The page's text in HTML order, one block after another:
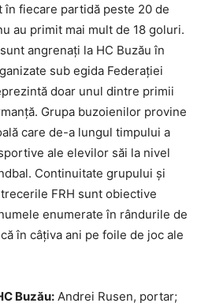
în fiecare partidă peste 20 de
au primit mai mult de 18 goluri.
angrenaţi la HC Buzău în
sub egida Federaţiei
doar unul dintre primii
Grupa buzoienilor provine
care de-a lungul timpului a
ale elevilor săi la nivel
Continuitate grupului şi
FRH sunt obiective
enumerate în rândurile de
în câţiva ani pe foile de joc ale
Buzău: Andrei Rusen, portar;